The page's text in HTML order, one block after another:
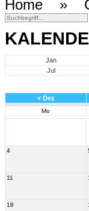
Home »
Jan
Jul
« Dez
Mo
4
11
18